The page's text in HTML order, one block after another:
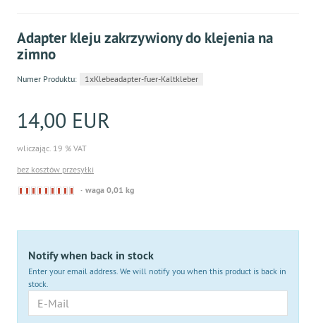
Adapter kleju zakrzywiony do klejenia na
zimno
Numer Produktu: 1xKlebeadapter-fuer-Kaltkleber
14,00 EUR
wliczając. 19 % VAT
bez kosztów przesyłki
Derzeit
waga 0,01 kg
Notify when back in stock
Enter your email address. We will notify you when this product is back in
stock.
Mail